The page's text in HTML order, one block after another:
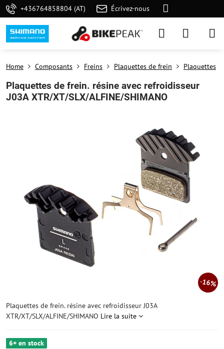
+436764858804 (AT) Écrivez-nous
16%
Home Composants Freins Plaquettes de frein Plaquettes
Plaquettes de frein. résine avec refroidisseur
J03A XTR/XT/SLX/ALFINE/SHIMANO
Plaquettes de frein. résine avec refroidisseur J03A
XTR/XT/SLX/ALFINE/SHIMANO Lire la suite
6+ en stock